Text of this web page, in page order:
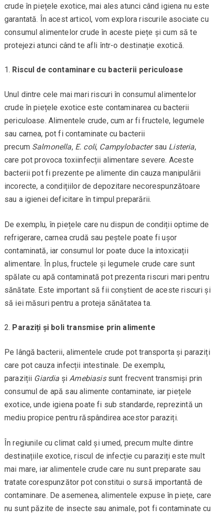
crude în piețele exotice, mai ales atunci când igiena nu este
garantată. În acest articol, vom explora riscurile asociate cu
consumul alimentelor crude în aceste piețe și cum să te
protejezi atunci când te afli într-o destinație exotică.
Riscul de contaminare cu bacterii periculoase
Unul dintre cele mai mari riscuri în consumul alimentelor
crude în piețele exotice este contaminarea cu bacterii
periculoase. Alimentele crude, cum ar fi fructele, legumele
sau carnea, pot fi contaminate cu bacterii
precum Salmonella, E. coli, Campylobactersau Listeria,
care pot provoca toxiinfecții alimentare severe. Aceste
bacterii pot fi prezente pe alimente din cauza manipulării
incorecte, a condițiilor de depozitare necorespunzătoare
sau a igienei deficitare în timpul preparării.
De exemplu, în piețele care nu dispun de condiții optime de
refrigerare, carnea crudă sau peștele poate fi ușor
contaminată, iar consumul lor poate duce la intoxicații
alimentare. În plus, fructele și legumele crude care sunt
spălate cu apă contaminată pot prezenta riscuri mari pentru
sănătate. Este important să fii conștient de aceste riscuri și
să iei măsuri pentru a proteja sănătatea ta.
Paraziți și boli transmise prin alimente
Pe lângă bacterii, alimentele crude pot transporta și paraziți
care pot cauza infecții intestinale. De exemplu,
paraziții Giardia șiAmebiasissunt frecvent transmiși prin
consumul de apă sau alimente contaminate, iar piețele
exotice, unde igiena poate fi sub standarde, reprezintă un
mediu propice pentru răspândirea acestor paraziți.
În regiunile cu climat cald și umed, precum multe dintre
destinațiile exotice, riscul de infecție cu paraziți este mult
mai mare, iar alimentele crude care nu sunt preparate sau
tratate corespunzător pot constitui o sursă importantă de
contaminare. De asemenea, alimentele expuse în piețe, care
nu sunt păzite de insecte sau animale, pot fi contaminate cu